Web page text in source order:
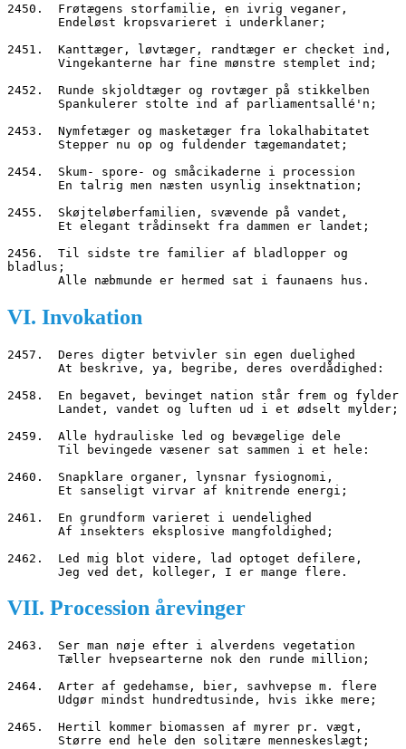
2450.  Frøtægens storfamilie, en ivrig veganer,
       Endeløst kropsvarieret i underklaner;
2451.  Kanttæger, løvtæger, randtæger er checket ind,
       Vingekanterne har fine mønstre stemplet ind;
2452.  Runde skjoldtæger og rovtæger på stikkelben
       Spankulerer stolte ind af parliamentsallé'n;
2453.  Nymfetæger og masketæger fra lokalhabitatet
       Stepper nu op og fuldender tægemandatet;
2454.  Skum- spore- og småcikaderne i procession
       En talrig men næsten usynlig insektnation;
2455.  Skøjteløberfamilien, svævende på vandet,
       Et elegant trådinsekt fra dammen er landet;
2456.  Til sidste tre familier af bladlopper og
bladlus;
       Alle næbmunde er hermed sat i faunaens hus.
VI. Invokation
2457.  Deres digter betvivler sin egen duelighed
       At beskrive, ya, begribe, deres overdådighed:
2458.  En begavet, bevinget nation står frem og fylder
       Landet, vandet og luften ud i et ødselt mylder;
2459.  Alle hydrauliske led og bevægelige dele
       Til bevingede væsener sat sammen i et hele:
2460.  Snapklare organer, lynsnar fysiognomi,
       Et sanseligt virvar af knitrende energi;
2461.  En grundform varieret i uendelighed
       Af insekters eksplosive mangfoldighed;
2462.  Led mig blot videre, lad optoget defilere,
       Jeg ved det, kolleger, I er mange flere.
VII. Procession årevinger
2463.  Ser man nøje efter i alverdens vegetation
       Tæller hvepsearterne nok den runde million;
2464.  Arter af gedehamse, bier, savhvepse m. flere
       Udgør mindst hundredtusinde, hvis ikke mere;
2465.  Hertil kommer biomassen af myrer pr. vægt,
       Større end hele den solitære menneskeslægt;